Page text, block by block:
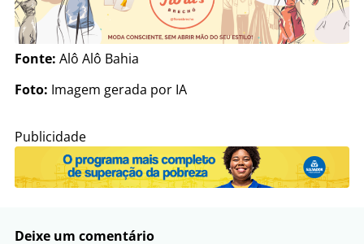
Fonte: Alô Alô Bahia
Foto: Imagem gerada por IA
Publicidade
Deixe um comentário